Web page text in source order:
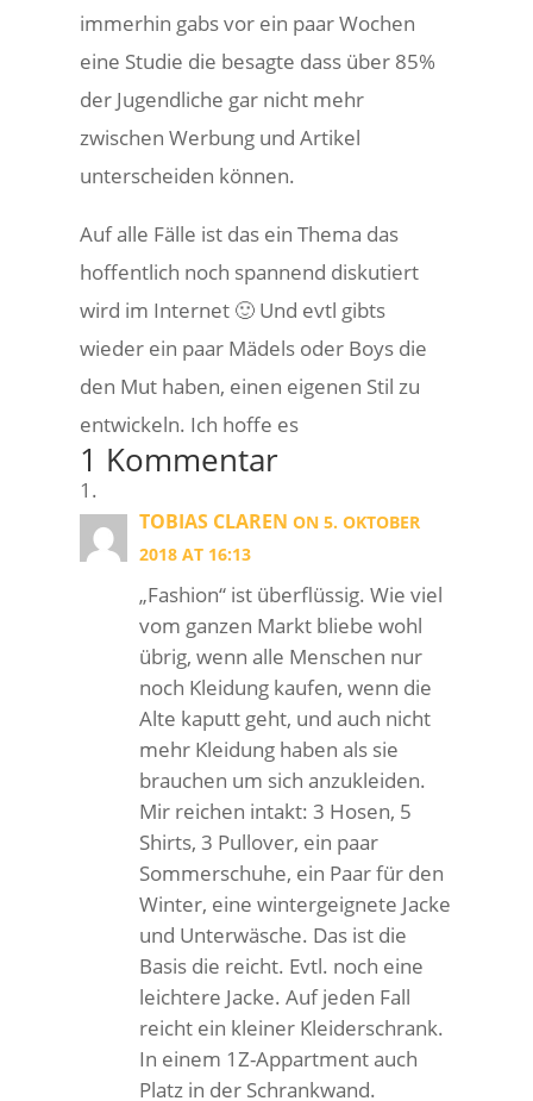
immerhin gabs vor ein paar Wochen
eine Studie die besagte dass über 85%
der Jugendliche gar nicht mehr
zwischen Werbung und Artikel
unterscheiden können.
Auf alle Fälle ist das ein Thema das
hoffentlich noch spannend diskutiert
wird im Internet 🙂 Und evtl gibts
wieder ein paar Mädels oder Boys die
den Mut haben, einen eigenen Stil zu
entwickeln. Ich hoffe es
1 Kommentar
TOBIAS CLAREN ON 5. OKTOBER
2018 AT 16:13
„Fashion“ ist überflüssig. Wie viel
vom ganzen Markt bliebe wohl
übrig, wenn alle Menschen nur
noch Kleidung kaufen, wenn die
Alte kaputt geht, und auch nicht
mehr Kleidung haben als sie
brauchen um sich anzukleiden.
Mir reichen intakt: 3 Hosen, 5
Shirts, 3 Pullover, ein paar
Sommerschuhe, ein Paar für den
Winter, eine wintergeignete Jacke
und Unterwäsche. Das ist die
Basis die reicht. Evtl. noch eine
leichtere Jacke. Auf jeden Fall
reicht ein kleiner Kleiderschrank.
In einem 1Z-Appartment auch
Platz in der Schrankwand.